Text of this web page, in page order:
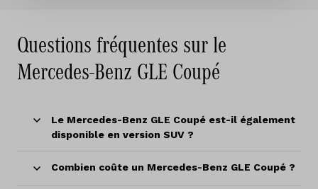
Questions fréquentes sur le
Mercedes-Benz GLE Coupé
Le Mercedes-Benz GLE Coupé est-il également
disponible en version SUV ?
Combien coûte un Mercedes-Benz GLE Coupé ?